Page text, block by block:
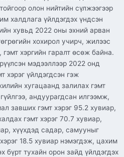
олон нийтийн сүлжээгээр
халдлага үйлдэгдэх үндсэн
хувьд 2022 оны эхний арван
хохирол учирч, жилээс
хэргийн гаралт өсөж байна.
мэдээллээр 2022 онд
хэрэг үйлдэгдсэн гэж
хугацаанд залилах гэмт
андуурагдсан илгээмж,
завших гэмт хэрэг 95.2 хувиар,
гэмт хэрэг 70.7 хувиар,
хүүхдэд садар, самууныг
18.5 хувиар нэмэгдэж, цахим
бүрт тухайн орон зайд үйлдэгдэх